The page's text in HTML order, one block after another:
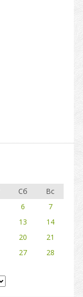
Сб
Вс
6
7
13
14
20
21
27
28